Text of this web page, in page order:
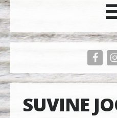
SUVINE